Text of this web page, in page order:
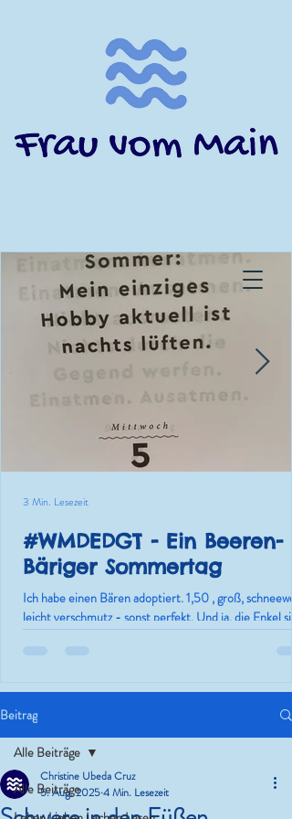
#WMDEDGT - Ein Beeren-
Bäriger Sommertag
Ich habe einen Bären adoptiert. 1,50 , groß,
leicht verschmutz - sonst perfekt. Und ja, die Enkel
3 Min. Lesezeit
Beitrag
Alle Beiträge
Alle Beiträge
Christine Ubeda Cruz
5. Aug. 20254 Min. Lesezeit